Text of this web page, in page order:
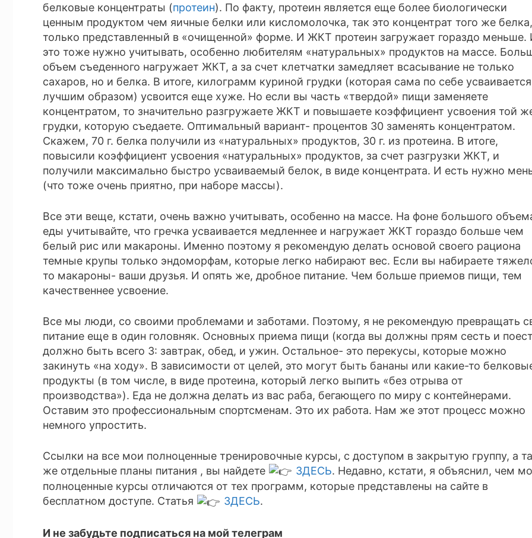
белковые концентраты (протеин). По факту, протеин является еще более биологически
ценным продуктом чем яичные белки или кисломолочка, так это концентрат того же белка,
только представленный в «очищенной» форме. И ЖКТ протеин загружает гораздо меньше.
это тоже нужно учитывать, особенно любителям «натуральных» продуктов на массе.
объем съеденного нагружает ЖКТ, а за счет клетчатки замедляет всасывание не только
сахаров, но и белка. В итоге, килограмм куриной грудки (которая сама по себе
лучшим образом) усвоится еще хуже. Но если вы часть «твердой» пищи заменяете
концентратом, то значительно разгружаете ЖКТ и повышаете коэффициент усвоения той
грудки, которую съедаете. Оптимальный вариант- процентов 30 заменять концентратом.
Скажем, 70 г. белка получили из «натуральных» продуктов, 30 г. из протеина. В итоге,
повысили коэффициент усвоения «натуральных» продуктов, за счет разгрузки ЖКТ, и
получили максимально быстро усваиваемый белок, в виде концентрата. И есть нужно
(что тоже очень приятно, при наборе массы).
Все эти веще, кстати, очень важно учитывать, особенно на массе. На фоне большого
еды учитывайте, что гречка усваивается медленнее и нагружает ЖКТ гораздо больше чем
белый рис или макароны. Именно поэтому я рекомендую делать основой своего рациона
темные крупы только эндоморфам, которые легко набирают вес. Если вы набираете
то макароны- ваши друзья. И опять же, дробное питание. Чем больше приемов пищи, тем
качественнее усвоение.
Все мы люди, со своими проблемами и заботами. Поэтому, я не рекомендую превращать
питание еще в один головняк. Основных приема пищи (когда вы должны прям сесть и
должно быть всего 3: завтрак, обед, и ужин. Остальное- это перекусы, которые можно
закинуть «на ходу». В зависимости от целей, это могут быть бананы или какие-то
продукты (в том числе, в виде протеина, который легко выпить «без отрыва от
производства»). Еда не должна делать из вас раба, бегающего по миру с контейнерами.
Оставим это профессиональным спортсменам. Это их работа. Нам же этот процесс можно
немного упростить.
Ссылки на все мои полноценные тренировочные курсы, с доступом в закрытую группу, а
же отдельные планы питания , вы найдете
ЗДЕСЬ. Недавно, кстати, я объяснил, чем
полноценные курсы отличаются от тех программ, которые представлены на сайте в
бесплатном доступе. Статья
ЗДЕСЬ.
И не забудьте подписаться на мой телеграм